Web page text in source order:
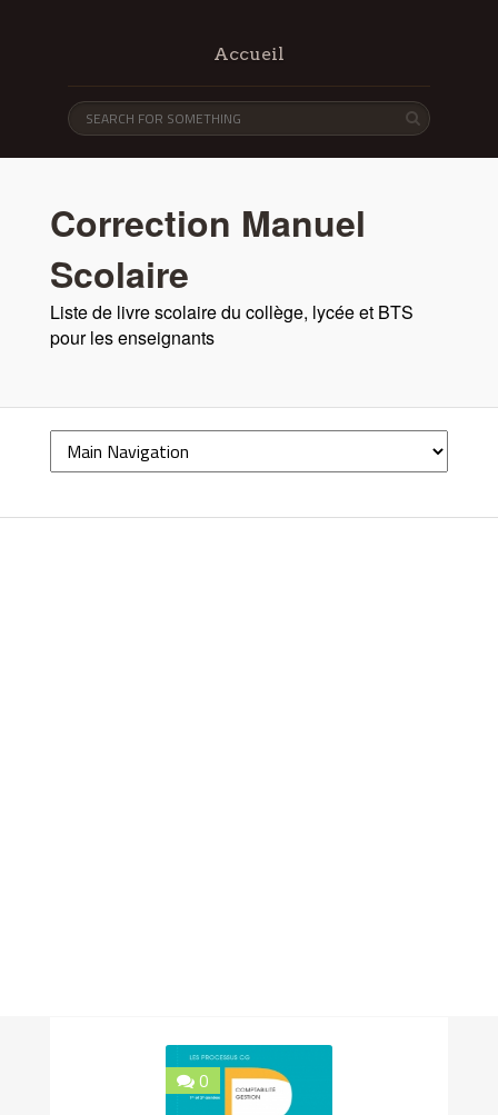
Accueil
Correction Manuel
Scolaire
Liste de livre scolaire du collège, lycée et BTS
pour les enseignants
0